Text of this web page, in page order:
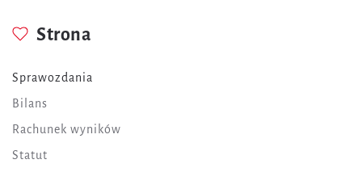
Strona
Sprawozdania
Bilans
Rachunek wyników
Statut